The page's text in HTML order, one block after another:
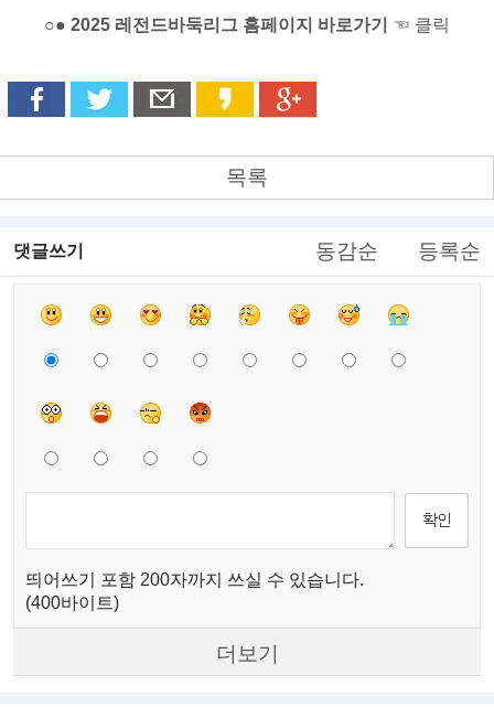
○● 2025 레전드바둑리그 홈페이지 바로가기 ☜ 클릭
목록
댓글쓰기 동감순 등록순
띄어쓰기 포함 200자까지 쓰실 수 있습니다.
(400바이트)
더보기